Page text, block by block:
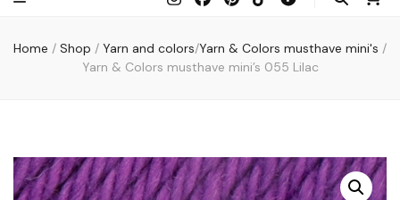
Home / Shop / Yarn and colors/Yarn & Colors musthave mini's /
Yarn & Colors musthave mini’s 055 Lilac